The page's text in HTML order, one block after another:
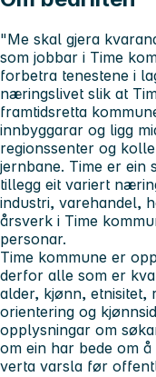
"Me skal gjera
som jobbar i Time
forbetra tenestene i
næringslivet slik at
framtidsretta
innbyggarar og ligg
regionssenter og
jernbane. Time er ein
tillegg eit variert
industri, varehandel,
årsverk i Time
personar.
Time kommune er
derfor alle som er
alder, kjønn, etnisitet,
orientering og
opplysningar om
om ein har bede om
verta varsla før